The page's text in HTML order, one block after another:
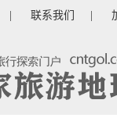
联系我们